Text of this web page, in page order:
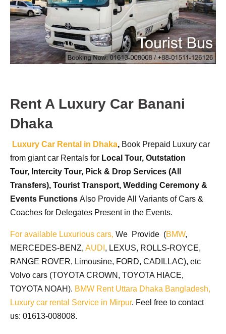
Rent A Luxury Car Banani
Dhaka
Luxury Car Rental in Dhaka, Book Prepaid Luxury car
from giant car Rentals for Local Tour, Outstation
Tour, Intercity Tour, Pick & Drop Services (All
Transfers), Tourist Transport, Wedding Ceremony &
Events Functions Also Provide All Variants of Cars &
Coaches for Delegates Present in the Events.
For available Luxurious cars, We Provide (BMW,
MERCEDES-BENZ, AUDI , LEXUS, ROLLS-ROYCE,
RANGE ROVER, Limousine, FORD, CADILLAC), etc
Volvo cars (TOYOTA CROWN, TOYOTA HIACE,
TOYOTA NOAH). BMW Rent Uttara Dhaka Bangladesh,
Luxury car rental Service in Mirpur. Feel free to contact
us: 01613-008008.